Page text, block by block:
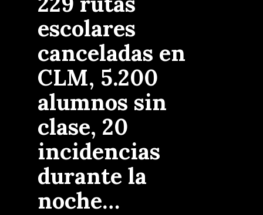
escolares
canceladas en
CLM, 5.200
alumnos sin
clase, 20
incidencias
durante la
noche…